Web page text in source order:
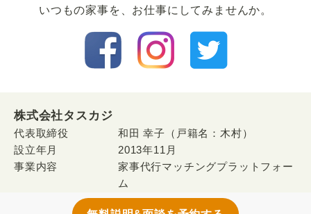
いつもの家事を、お仕事にしてみませんか。
株式会社タスカジ
代表取締役
和田 幸子（戸籍名：木村）
設立年月
2013年11月
事業内容
家事代行マッチングプラットフォー
ム
「タスカジ」の運営・開発